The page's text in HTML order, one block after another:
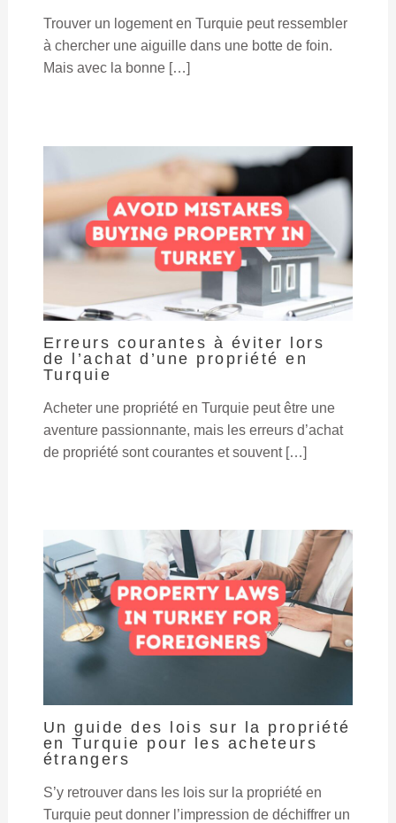
Trouver un logement en Turquie peut ressembler
à chercher une aiguille dans une botte de foin.
Mais avec la bonne […]
Erreurs courantes à éviter lors
de l’achat d’une propriété en
Turquie
Acheter une propriété en Turquie peut être une
aventure passionnante, mais les erreurs d’achat
de propriété sont courantes et souvent […]
Un guide des lois sur la propriété
en Turquie pour les acheteurs
étrangers
S’y retrouver dans les lois sur la propriété en
Turquie peut donner l’impression de déchiffrer un